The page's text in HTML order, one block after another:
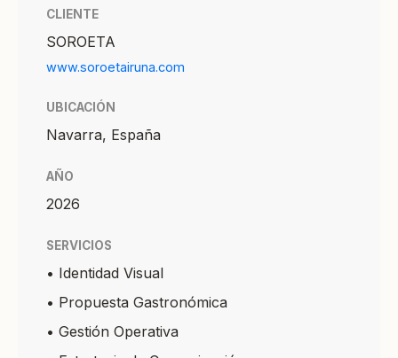
CLIENTE
SOROETA
www.soroetairuna.com
UBICACIÓN
Navarra, España
AÑO
2026
SERVICIOS
• Identidad Visual
• Propuesta Gastronómica
• Gestión Operativa